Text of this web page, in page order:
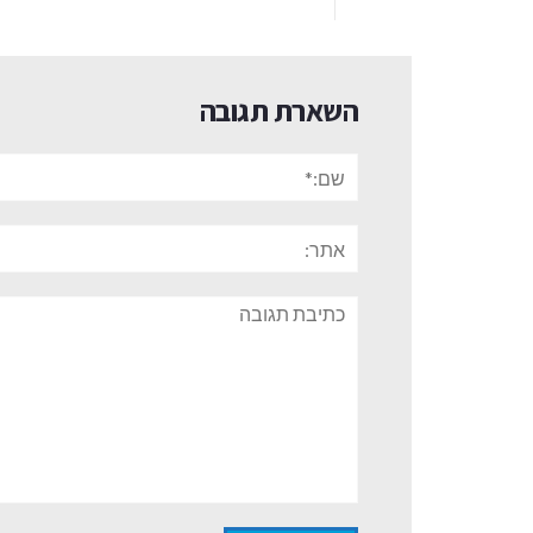
השארת תגובה
תגובה